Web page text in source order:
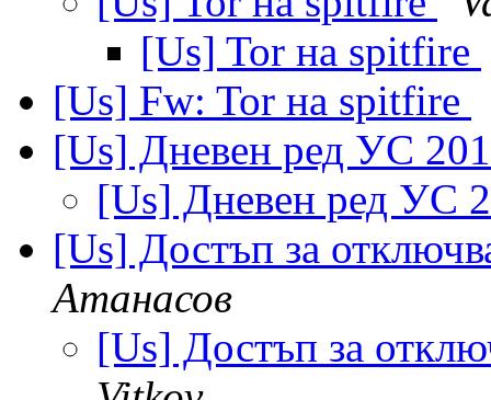
[Us] Tor на spitfire
[Us] Fw: Tor на spitfire
[Us] Дневен ред УС
[Us] Дневен ред УС
[Us] Достъп за
Атанасов
[Us] Достъп за